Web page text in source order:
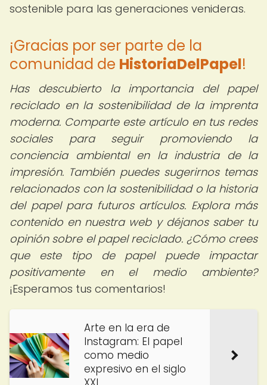
sostenible para las generaciones venideras.
¡Gracias por ser parte de la
comunidad de HistoriaDelPapel!
Has descubierto la importancia del papel
reciclado en la sostenibilidad de la imprenta
moderna. Comparte este artículo en tus redes
sociales para seguir promoviendo la
conciencia ambiental en la industria de la
impresión. También puedes sugerirnos temas
relacionados con la sostenibilidad o la historia
del papel para futuros artículos. Explora más
contenido en nuestra web y déjanos saber tu
opinión sobre el papel reciclado. ¿Cómo crees
que este tipo de papel puede impactar
positivamente en el medio ambiente?
¡Esperamos tus comentarios!
Arte en la era de
Instagram: El papel
como medio
expresivo en el siglo